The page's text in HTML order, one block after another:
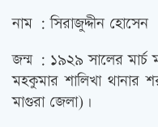
নাম : সিরাজুদ্দীন হোসেন
জন্ম : ১৯২৯ সালের মার্চ
মহকুমার শালিখা থানার
মাগুরা জেলা)।